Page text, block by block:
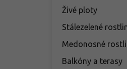
Živé ploty
Stálezelené
Medonosné
Balkóny a terasy